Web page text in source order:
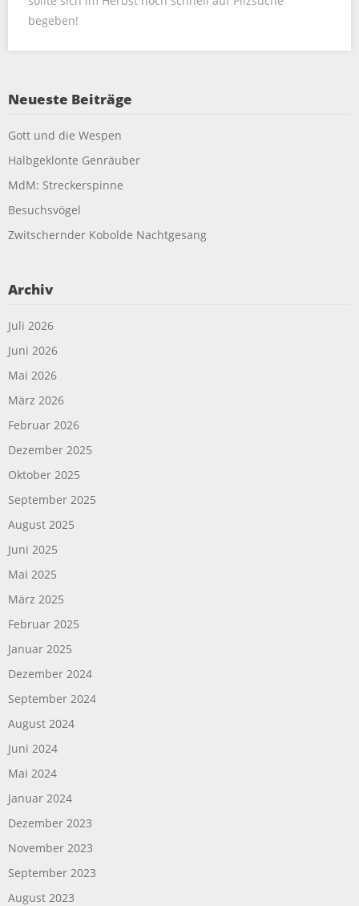
begeben!
Neueste Beiträge
Gott und die Wespen
Halbgeklonte Genräuber
MdM: Streckerspinne
Besuchsvögel
Zwitschernder Kobolde Nachtgesang
Archiv
Juli 2026
Juni 2026
Mai 2026
März 2026
Februar 2026
Dezember 2025
Oktober 2025
September 2025
August 2025
Juni 2025
Mai 2025
März 2025
Februar 2025
Januar 2025
Dezember 2024
September 2024
August 2024
Juni 2024
Mai 2024
Januar 2024
Dezember 2023
November 2023
September 2023
August 2023